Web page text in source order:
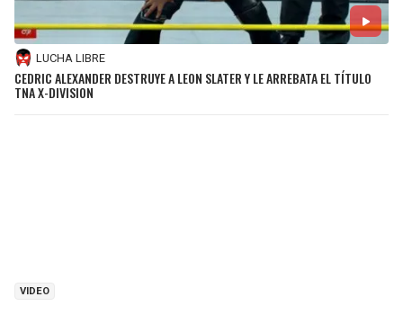
LUCHA LIBRE
CEDRIC ALEXANDER DESTRUYE A LEON SLATER Y LE ARREBATA EL TÍTULO
TNA X-DIVISION
VIDEO